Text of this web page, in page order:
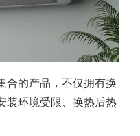
合的产品，不仅拥有换
装环境受限、换热后热